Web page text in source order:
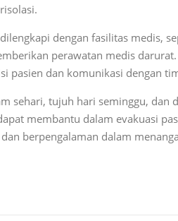
dengan fasilitas medis,
perawatan medis
pasien dan komunikasi dengan
sehari, tujuh hari seminggu,
membantu dalam evakuasi
berpengalaman dalam